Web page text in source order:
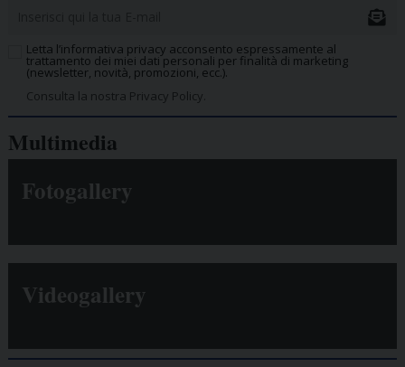
Letta l’informativa privacy acconsento espressamente al
trattamento dei miei dati personali per finalità di marketing
(newsletter, novità, promozioni, ecc.).
Consulta la nostra Privacy Policy.
Multimedia
Fotogallery
Videogallery